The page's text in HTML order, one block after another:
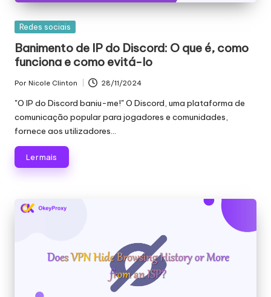
a
s
s
u
a
s
n
e
c
e
Publicado
Redes sociais
Banimento de IP do Discord: O que é, como
funciona e como evitá-lo
Publicado
por
Por Nicole Clinton 28/11/2024
"O IP do Discord baniu-me!" O Discord, uma plataforma de
comunicação popular para jogadores e comunidades,
fornece aos utilizadores...
Ler mais